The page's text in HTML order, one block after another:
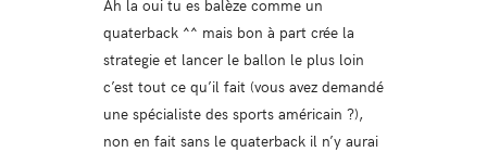
quaterback ^^ mais bon à part crée la
strategie et lancer le ballon le plus loin
c’est tout ce qu’il fait (vous avez demandé
une spécialiste des sports américain ?),
non en fait sans le quaterback il n’y aurai